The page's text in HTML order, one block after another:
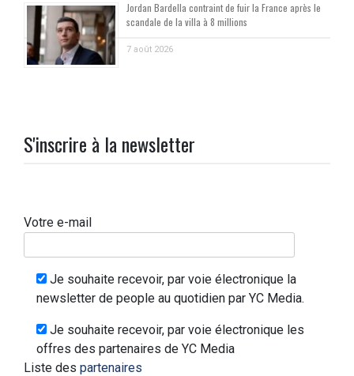
Jordan Bardella contraint de fuir la France après le
scandale de la villa à 8 millions
7 août 2026
S'inscrire à la newsletter
Votre e-mail
Je souhaite recevoir, par voie électronique la
newsletter de people au quotidien par YC Media.
Je souhaite recevoir, par voie électronique les
offres des partenaires de YC Media
Liste des partenaires